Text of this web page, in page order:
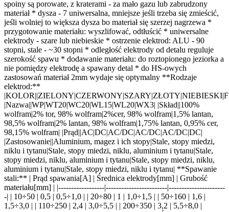
spoiny są porowate, z kraterami - za mało gazu lub zabrudzony
materiał * dysza - 7 uniwersalna, mniejsze jeśli trzeba się zmieścić,
jeśli wolniej to większa dysza bo materiał się szerzej nagrzewa *
przygotowanie materiału: wyszlifować, odtłuścić * uniwersalne
elektrody - szare lub niebieskie * ostrzenie elektrod: ALU - 90
stopni, stale - ~30 stopni * odległość elektrody od detalu reguluje
szerokość spawu * dodawanie materiału: do roztopionego jeziorka a
nie pomiędzy elektrodę a spawany detal * do HS-owych
zastosowań materiał 2mm wydaje się optymalny **Rodzaje
elektrod:**
|Nazwa||WP|WT20|WC20|WL15|WL20|WX3| |Skład||100%
wolfram|2% tor, 98% wolfram|2%cer, 98% wolfram|1,5% lantan,
98,5% wolfram|2% lantan, 98% wolfram|1,75% lantan, 0,95% cer,
98,15% wolfram| |Prąd||AC|DC|AC/DC|AC/DC|AC/DC|DC|
|Zastosowanie||Aluminium, magez i ich stopy|Stale, stopy miedzi,
niklu i tytanu|Stale, stopy miedzi, niklu, aluminium i tytanu|Stale,
stopy miedzi, niklu, aluminium i tytanu|Stale, stopy miedzi, niklu,
aluminium i tytanu|Stale, stopy miedzi, niklu i tytanu| **Spawanie
stali:** | Prąd spawania[A] | Średnica elektrody[mm] | Grubość
materiału[mm] | |------------------|------------------------|----------------------
-| | 10÷50 | 0,5 | 0,5÷1,0 | | 20÷80 | 1 | 1,0÷1,5 | | 50÷160 | 1,6 |
1,5÷3,0 | | 110÷250 | 2,4 | 3,0÷5,5 | | 200÷350 | 3,2 | 5,5÷8,0 |